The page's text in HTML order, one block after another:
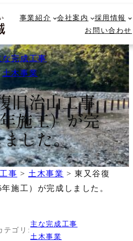
事業紹介 会社案内
採用情報
お問い合わせ
事業紹介 会社案内
採用情報
お問い合わせ
な完成工事
土木事業
旧治山工事
施工）が完
した。
事 >土木事業 >東又谷復
施工）が完成しました。
テゴリ:
主な完成工事
土木事業